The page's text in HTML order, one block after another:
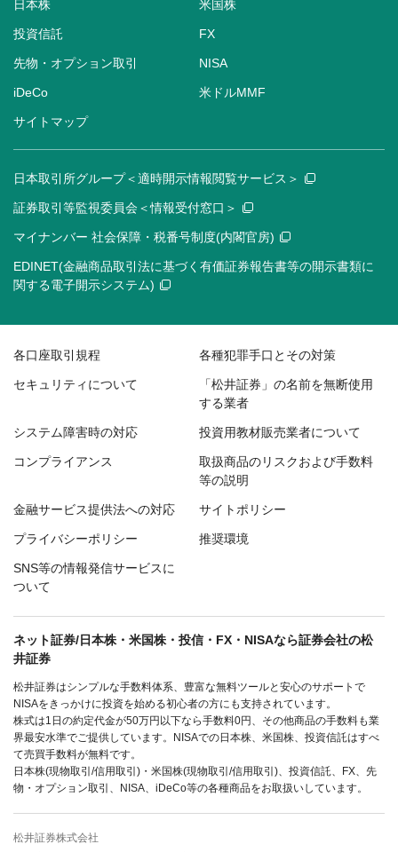
日本株 米国株
投資信託 FX
先物・オプション取引 NISA
iDeCo 米ドルMMF
サイトマップ
日本取引所グループ＜適時開示情報閲覧サービス＞
証券取引等監視委員会＜情報受付窓口＞
マイナンバー 社会保障・税番号制度(内閣官房)
EDINET(金融商品取引法に基づく有価証券報告書等の開示書類に
関する電子開示システム)
各口座取引規程 各種犯罪手口とその対策
セキュリティについて
「松井証券」の名前を無断使用
する業者
システム障害時の対応 投資用教材販売業者について
コンプライアンス
取扱商品のリスクおよび手数料
等の説明
金融サービス提供法への対応 サイトポリシー
プライバシーポリシー 推奨環境
SNS等の情報発信サービスに
ついて
ネット証券/日本株・米国株・投信・FX・NISAなら証券会社の松
井証券
松井証券はシンプルな手数料体系、豊富な無料ツールと安心のサポートで
NISAをきっかけに投資を始める初心者の方にも支持されています。
株式は1日の約定代金が50万円以下なら手数料0円、その他商品の手数料も業
界最安水準でご提供しています。NISAでの日本株、米国株、投資信託はすべ
て売買手数料が無料です。
日本株(現物取引/信用取引)・米国株(現物取引/信用取引)、投資信託、FX、先
物・オプション取引、NISA、iDeCo等の各種商品をお取扱いしています。
松井証券株式会社